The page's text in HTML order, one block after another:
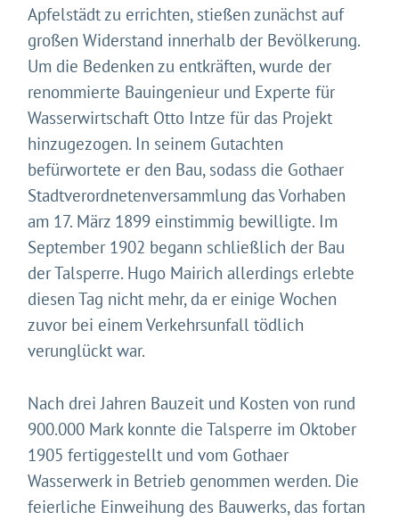
Apfelstädt zu errichten, stießen zunächst auf
großen Widerstand innerhalb der Bevölkerung.
Um die Bedenken zu entkräften, wurde der
renommierte Bauingenieur und Experte für
Wasserwirtschaft Otto Intze für das Projekt
hinzugezogen. In seinem Gutachten
befürwortete er den Bau, sodass die Gothaer
Stadtverordnetenversammlung das Vorhaben
am 17. März 1899 einstimmig bewilligte. Im
September 1902 begann schließlich der Bau
der Talsperre. Hugo Mairich allerdings erlebte
diesen Tag nicht mehr, da er einige Wochen
zuvor bei einem Verkehrsunfall tödlich
verunglückt war.
Nach drei Jahren Bauzeit und Kosten von rund
900.000 Mark konnte die Talsperre im Oktober
1905 fertiggestellt und vom Gothaer
Wasserwerk in Betrieb genommen werden. Die
feierliche Einweihung des Bauwerks, das fortan